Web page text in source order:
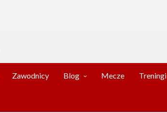
Zawodnicy Blog Mecze Treningi